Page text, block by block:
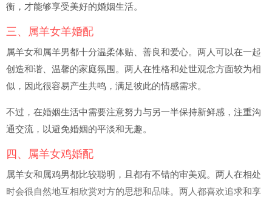
衡，才能够享受美好的婚姻生活。
三、属羊女羊婚配
属羊女和属羊男都十分温柔体贴、善良和爱心。两人可以在一起
创造和谐、温馨的家庭氛围。两人在性格和处世观念方面较为相
似，因此很容易产生共鸣，满足彼此的情感需求。
不过，在婚姻生活中需要注意努力与另一半保持新鲜感，注重沟
通交流，以避免婚姻的平淡和无趣。
四、属羊女鸡婚配
属羊女和属鸡男都比较聪明，且都有不错的审美观。两人在相处
时会很自然地互相欣赏对方的思想和品味。两人都喜欢追求和享